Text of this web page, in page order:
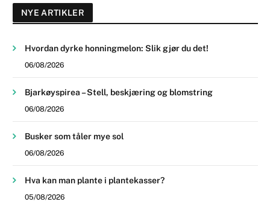
NYE ARTIKLER
Hvordan dyrke honningmelon: Slik gjør du det!
06/08/2026
Bjarkøyspirea – Stell, beskjæring og blomstring
06/08/2026
Busker som tåler mye sol
06/08/2026
Hva kan man plante i plantekasser?
05/08/2026